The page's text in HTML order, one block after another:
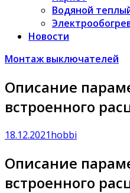
Водяной
Новости
Монтаж выключателей
Описание
встроенного
18.12.2021hobbi
Описание
встроенного